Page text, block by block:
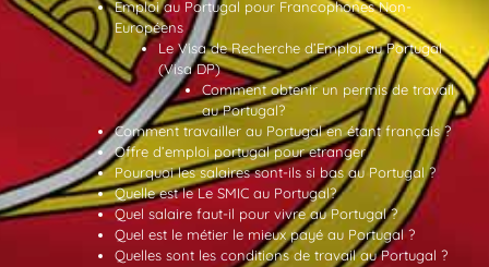
Emploi au Portugal pour Francophones Non-
Européens
Le Visa de Recherche d’Emploi au Portugal
(Visa DP)
Comment obtenir un permis de travail
au Portugal?
Comment travailler au Portugal en étant français ?
Offre d’emploi portugal pour etranger
Pourquoi les salaires sont-ils si bas au Portugal ?
Quelle est le Le SMIC au Portugal?
Quel salaire faut-il pour vivre au Portugal ?
Quel est le métier le mieux payé au Portugal ?
Quelles sont les conditions de travail au Portugal ?